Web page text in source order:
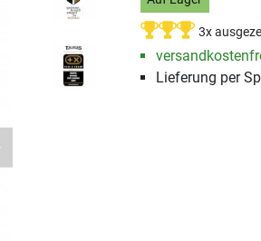
3x
Lieferung per